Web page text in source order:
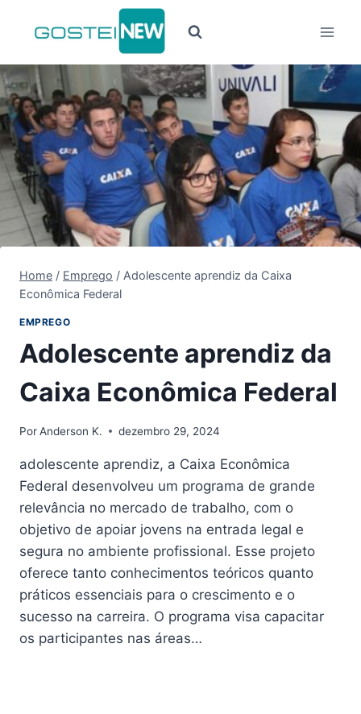
Conteúdo
Home / Emprego / Adolescente aprendiz da Caixa
Econômica Federal
EMPREGO
Adolescente aprendiz da
Caixa Econômica Federal
PorAnderson K. dezembro 29, 2024
adolescente aprendiz, a Caixa Econômica
Federal desenvolveu um programa de grande
relevância no mercado de trabalho, com o
objetivo de apoiar jovens na entrada legal e
segura no ambiente profissional. Esse projeto
oferece tanto conhecimentos teóricos quanto
práticos essenciais para o crescimento e o
sucesso na carreira. O programa visa capacitar
os participantes nas áreas…